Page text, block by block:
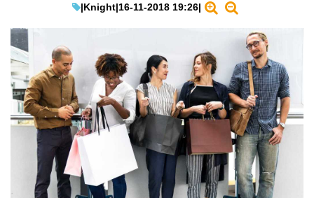
EduTech
IT Times
生成式AI與雲端應用
Enterprise Digital Transformation
|Knight|16-11-2018 19:26|